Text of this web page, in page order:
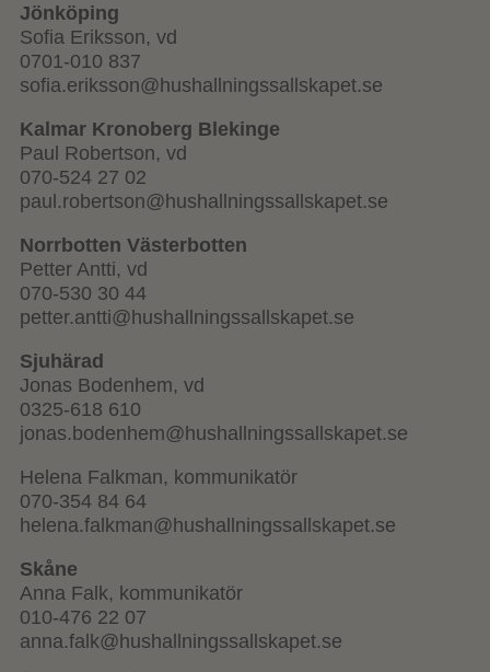
Jönköping
Sofia Eriksson, vd
0701-010 837
sofia.eriksson@hushallningssallskapet.se
Kalmar Kronoberg Blekinge
Paul Robertson, vd
070-524 27 02
paul.robertson@hushallningssallskapet.se
Norrbotten Västerbotten
Petter Antti, vd
070-530 30 44
petter.antti@hushallningssallskapet.se
Sjuhärad
Jonas Bodenhem, vd
0325-618 610
jonas.bodenhem@hushallningssallskapet.se
Helena Falkman, kommunikatör
070-354 84 64
helena.falkman@hushallningssallskapet.se
Skåne
Anna Falk, kommunikatör
010-476 22 07
anna.falk@hushallningssallskapet.se